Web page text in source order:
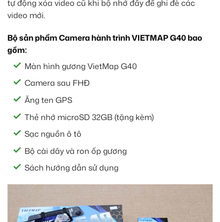
tự động xóa video cũ khi bộ nhớ đầy để ghi đè các
video mới.
Bộ sản phẩm Camera hành trình VIETMAP G40 bao
gồm:
Màn hình gương VietMap G40
Camera sau FHĐ
Ăng ten GPS
Thẻ nhớ microSD 32GB (tặng kèm)
Sạc nguồn ô tô
Bộ cài dây và ron ốp gương
Sách hướng dẫn sử dụng